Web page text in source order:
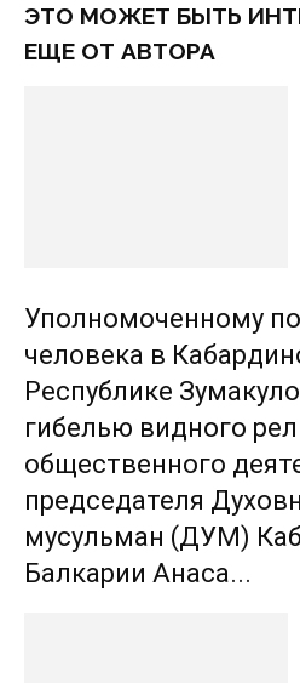
ЭТО МОЖЕТ БЫТЬ
ЕЩЕ ОТ АВТОРА
Уполномоченному
человека в
Республике
гибелью видного
общественного
председателя
мусульман (ДУМ)
Балкарии Анаса...